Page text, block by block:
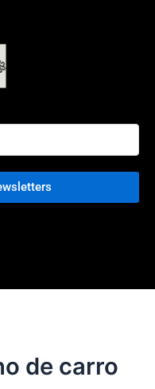
de carro